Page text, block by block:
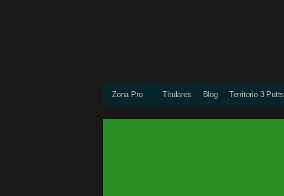
Zona Pro Titulares Blog Territorio 3 Putts